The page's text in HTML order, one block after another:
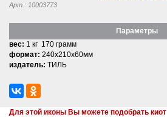
Арт.: 10003773
Параметры
вес: 1 кг 170 грамм
формат: 240x210x60мм
издатель: ТИЛЬ
Для этой иконы Вы можете подобрать киот